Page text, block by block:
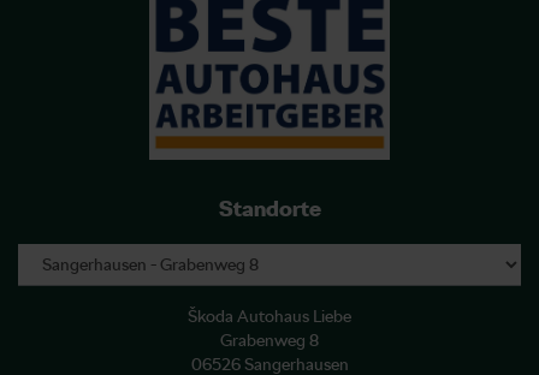
Standorte
Škoda Autohaus Liebe
Grabenweg 8
06526 Sangerhausen